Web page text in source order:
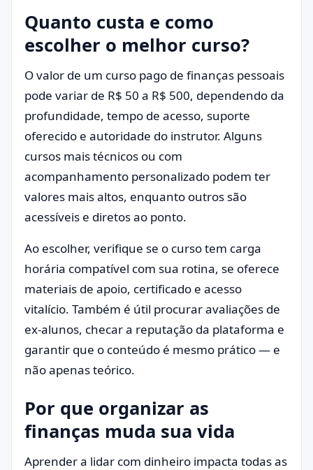
Quanto custa e como
escolher o melhor curso?
O valor de um curso pago de finanças pessoais
pode variar de R$ 50 a R$ 500, dependendo da
profundidade, tempo de acesso, suporte
oferecido e autoridade do instrutor. Alguns
cursos mais técnicos ou com
acompanhamento personalizado podem ter
valores mais altos, enquanto outros são
acessíveis e diretos ao ponto.
Ao escolher, verifique se o curso tem carga
horária compatível com sua rotina, se oferece
materiais de apoio, certificado e acesso
vitalício. Também é útil procurar avaliações de
ex-alunos, checar a reputação da plataforma e
garantir que o conteúdo é mesmo prático — e
não apenas teórico.
Por que organizar as
finanças muda sua vida
Aprender a lidar com dinheiro impacta todas as